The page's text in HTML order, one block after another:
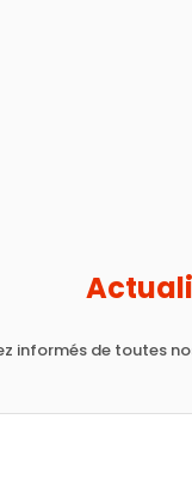
informés de toutes